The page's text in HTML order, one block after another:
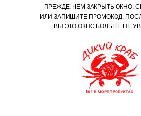
Мои любимые креветки!
Гренландские креветки
70/90, сухая заморозка (400 гр)
7 минназад
ПРЕЖДЕ, ЧЕМ ЗАКРЫТЬ ОКНО,
ИЛИ ЗАПИШИТЕ ПРОМОКОД.
ВЫ ЭТО ОКНО БОЛЬШЕ НЕ